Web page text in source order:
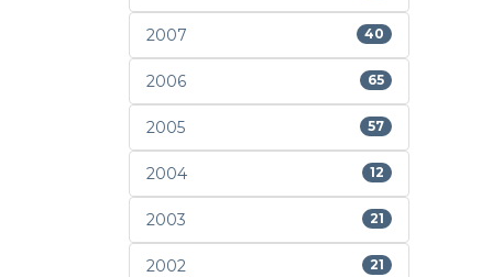
2007 40
2006 65
2005 57
2004 12
2003 21
2002 21